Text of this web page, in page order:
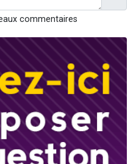
commentaires